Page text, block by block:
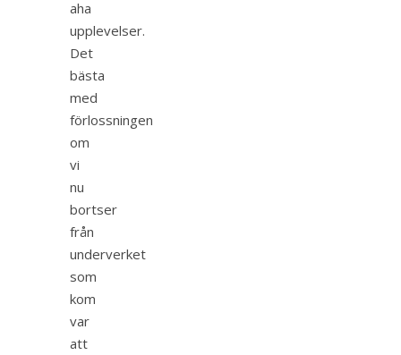
aha
upplevelser.
Det
bästa
med
förlossningen
om
vi
nu
bortser
från
underverket
som
kom
var
att